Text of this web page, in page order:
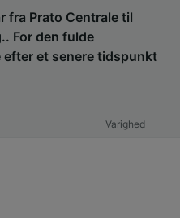
fra Prato Centrale til
For den fulde
et senere tidspunkt
Varighed